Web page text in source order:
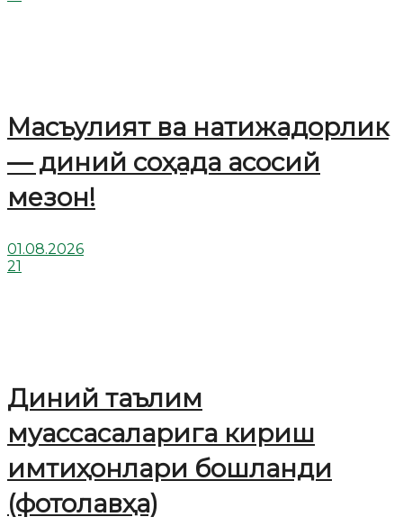
Масъулият ва натижадорлик
— диний соҳада асосий
мезон!
01.08.2026
21
Диний таълим
муассасаларига кириш
имтиҳонлари бошланди
(фотолавҳа)